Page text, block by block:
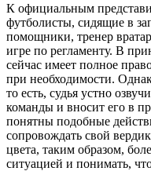
К официальным
футболисты, сидящие в
помощники, тренер
игре по регламенту. В
сейчас имеет полное
при необходимости.
то есть, судья устно
команды и вносит его в
понятны подобные
сопровождать свой
цвета, таким образом,
ситуацией и понимать,